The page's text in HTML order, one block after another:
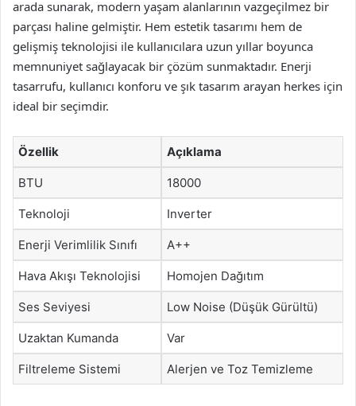
arada sunarak, modern yaşam alanlarının vazgeçilmez bir
parçası haline gelmiştir. Hem estetik tasarımı hem de
gelişmiş teknolojisi ile kullanıcılara uzun yıllar boyunca
memnuniyet sağlayacak bir çözüm sunmaktadır. Enerji
tasarrufu, kullanıcı konforu ve şık tasarım arayan herkes için
ideal bir seçimdir.
Özellik Açıklama
BTU 18000
Teknoloji Inverter
Enerji Verimlilik Sınıfı A++
Hava Akışı Teknolojisi Homojen Dağıtım
Ses Seviyesi Low Noise (Düşük Gürültü)
Uzaktan Kumanda Var
Filtreleme Sistemi Alerjen ve Toz Temizleme